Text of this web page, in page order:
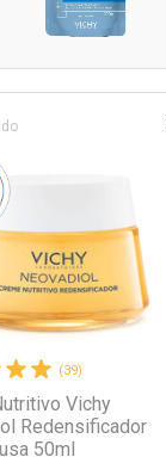
(39)
Vichy
Redensificador
50ml